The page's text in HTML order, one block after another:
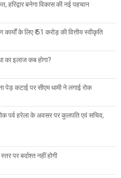
हरिद्वार बनेगा विकास की नई पहचान
के लिए ₹ 51 करोड़ की वित्तीय स्वीकृति
का इलाज कब होगा?
कटाई पर सीएम धामी ने लगाई रोक
पर्व हरेला के अवसर पर कुलपति एवं सचिव,
पर बर्दाश्त नहीं होगी